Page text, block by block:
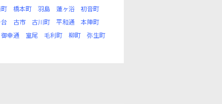
橋本町 羽島 蓮ヶ浴
初音町
古市 古川町 平和通
本陣町
御幸通 室尾 毛利町 柳町
弥生町